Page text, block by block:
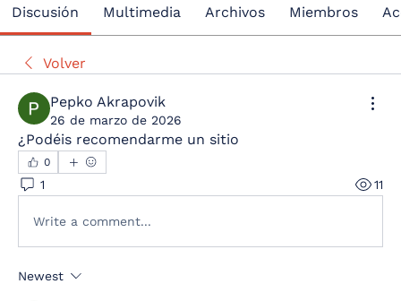
Discusión Multimedia Archivos Miembros
Volver
Pepko Akrapovik
26 de marzo de 2026
¿Podéis recomendarme un sitio
0
1 11
Write a comment...
Newest